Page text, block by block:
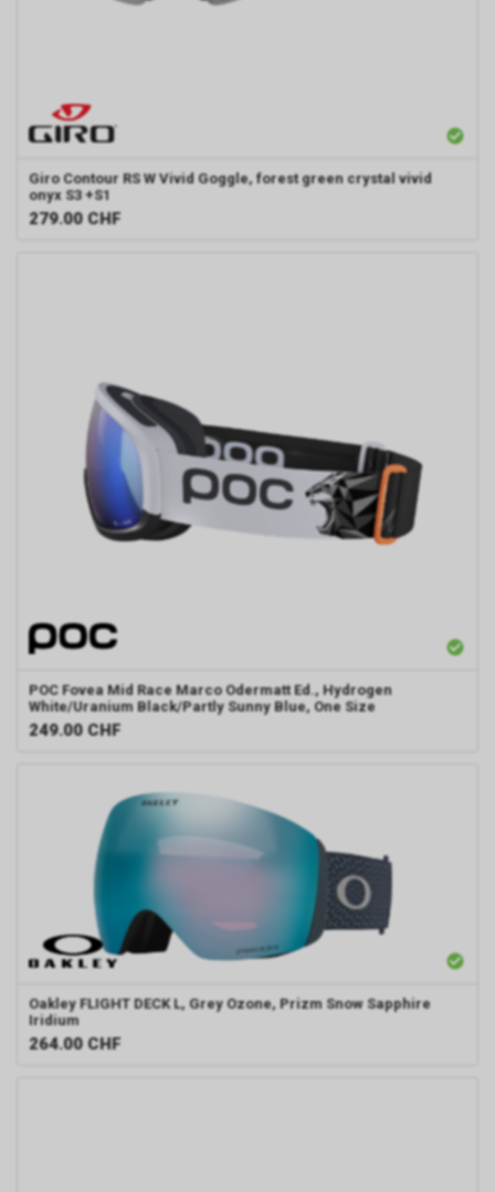
Giro Contour RS W Vivid Goggle, forest green crystal vivid
onyx S3 +S1
279.00 CHF
POC Fovea Mid Race Marco Odermatt Ed., Hydrogen
White/Uranium Black/Partly Sunny Blue, One Size
249.00 CHF
Oakley FLIGHT DECK L, Grey Ozone, Prizm Snow Sapphire
Iridium
264.00 CHF